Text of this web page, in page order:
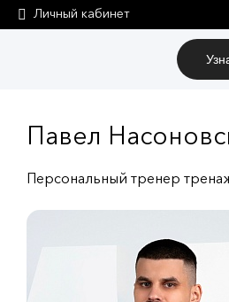
Личный кабинет
Павел
Персональный тренер